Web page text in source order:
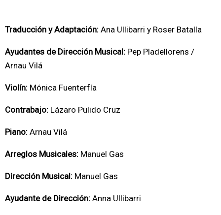
Traducción y Adaptación: Ana Ullibarri y Roser Batalla
Ayudantes de Dirección Musical: Pep Pladellorens /
Arnau Vilá
Violín: Mónica Fuenterfía
Contrabajo: Lázaro Pulido Cruz
Piano: Arnau Vilá
Arreglos Musicales: Manuel Gas
Dirección Musical: Manuel Gas
Ayudante de Dirección: Anna Ullibarri